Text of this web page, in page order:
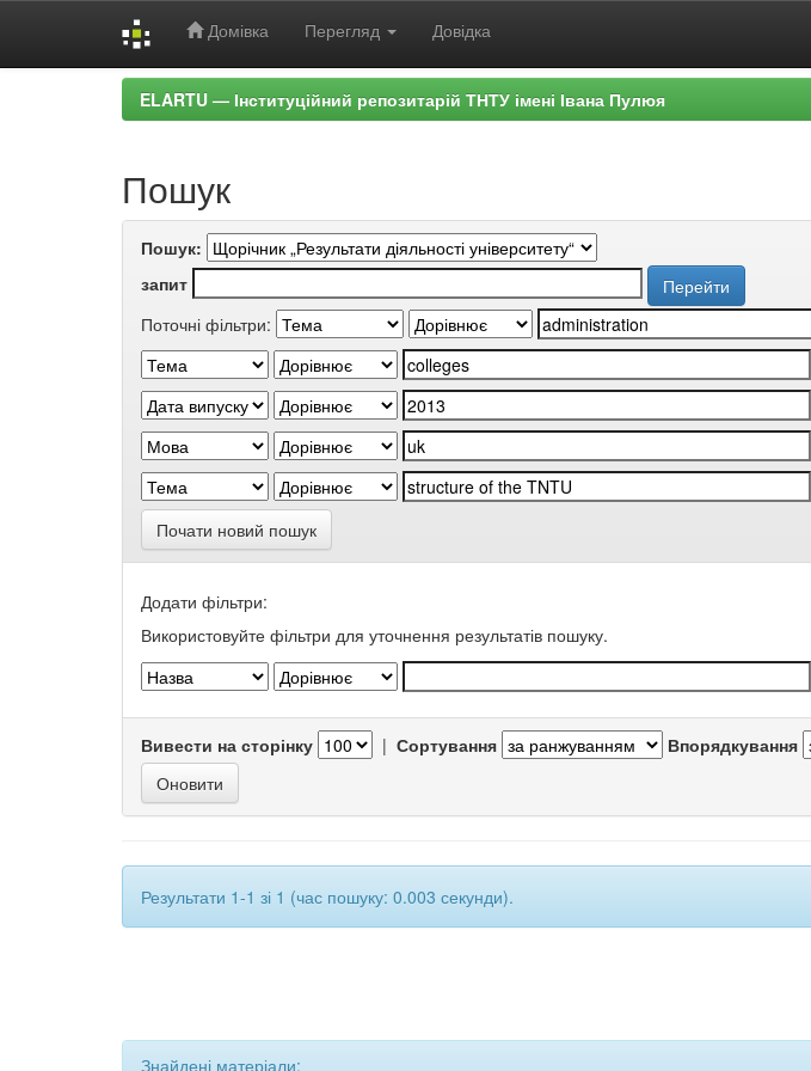
Домівка Перегляд Довідка
ELARTU — Інституційний репозитарій ТНТУ імені Івана Пулюя
Пошук
Пошук:
запит
Поточні фільтри:
Почати новий пошук
Додати фільтри:
Використовуйте фільтри для уточнення результатів пошуку.
Вивести на сторінку | Сортування Впорядкування
Результати 1-1 зі 1 (час пошуку: 0.003 секунди).
Знайдені матеріали: